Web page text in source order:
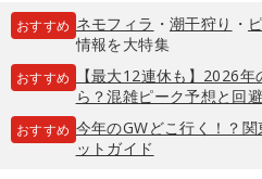
おすすめ ネモフィラ ・ 潮干狩り ・
情報を大特集
おすすめ
【最大12連休も】2026
ら？混雑ピーク予想と回
おすすめ 今年のGWどこ行く！？
ットガイド